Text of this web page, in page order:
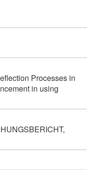
Processes in
in using